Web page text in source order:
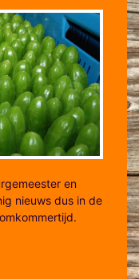
en
nieuws dus in de